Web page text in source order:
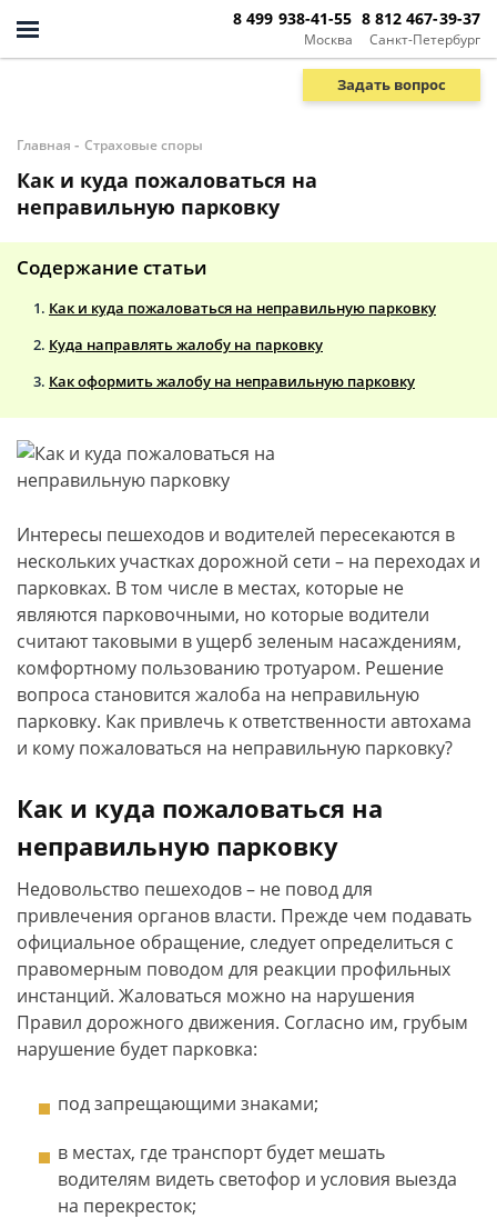
Москва
8 499 938-41-55
Санкт-Петербург
8 812 467-39-37
Задать вопрос
Главная - Страховые споры
Как и куда пожаловаться на
неправильную парковку
Содержание статьи
Как и куда пожаловаться на неправильную парковку
Куда направлять жалобу на парковку
Как оформить жалобу на неправильную парковку
Интересы пешеходов и водителей пересекаются в
нескольких участках дорожной сети – на переходах и
парковках. В том числе в местах, которые не
являются парковочными, но которые водители
считают таковыми в ущерб зеленым насаждениям,
комфортному пользованию тротуаром. Решение
вопроса становится жалоба на неправильную
парковку. Как привлечь к ответственности автохама
и кому пожаловаться на неправильную парковку?
Как и куда пожаловаться на
неправильную парковку
Недовольство пешеходов – не повод для
привлечения органов власти. Прежде чем подавать
официальное обращение, следует определиться с
правомерным поводом для реакции профильных
инстанций. Жаловаться можно на нарушения
Правил дорожного движения. Согласно им, грубым
нарушение будет парковка:
под запрещающими знаками;
в местах, где транспорт будет мешать
водителям видеть светофор и условия выезда
на перекресток;